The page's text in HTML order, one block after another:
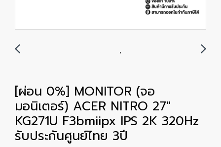
[ผ่อน 0%] MONITOR (จอ
มอนิเตอร์) ACER NITRO 27"
KG271U F3bmiipx IPS 2K 320Hz
รับประกันศูนย์ไทย 3ปี